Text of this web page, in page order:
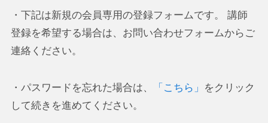
・下記は新規の会員専用の登録フォームです。 講師
登録を希望する場合は、お問い合わせフォームからご
連絡ください。
・パスワードを忘れた場合は、 「こちら」
をクリック
して続きを進めてください。